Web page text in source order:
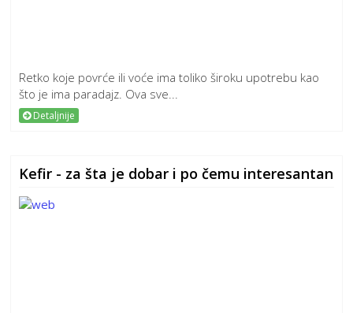
Retko koje povrće ili voće ima toliko široku upotrebu kao
što je ima paradajz. Ova sve...
Detaljnije
Kefir - za šta je dobar i po čemu interesantan